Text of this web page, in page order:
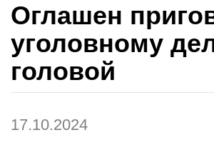
Оглашен
уголовному
головой
17.10.2024